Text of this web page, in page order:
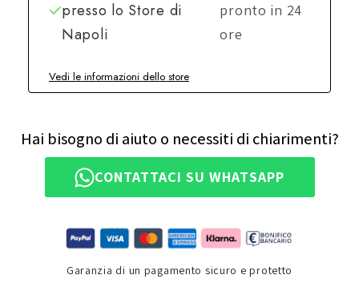
presso lo Store di
Napoli
pronto in 24
ore
Vedi le informazioni dello store
Hai bisogno di aiuto o necessiti di chiarimenti?
CONTATTACI SU WHATSAPP
Garanzia di un pagamento sicuro e protetto